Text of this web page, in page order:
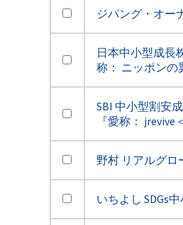
ジパング・オー
日本中小型成長
称： ニッポンの
SBI 中小型割安
『愛称： jrevive
野村 リアルグロ
いちよし SDGs